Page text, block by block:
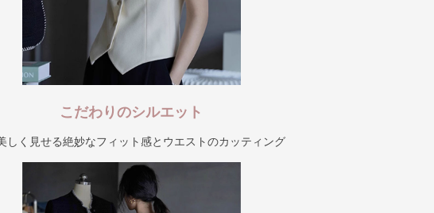
こだわりのシルエット
しく見せる絶妙なフィット感とウエストのカッティング